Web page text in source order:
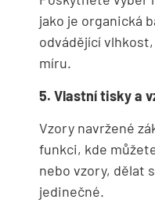
jako je organická
odvádějící
míru.
5. Vlastní tisky a
Vzory navržené
funkci, kde
nebo vzory, dělat
jedinečné.